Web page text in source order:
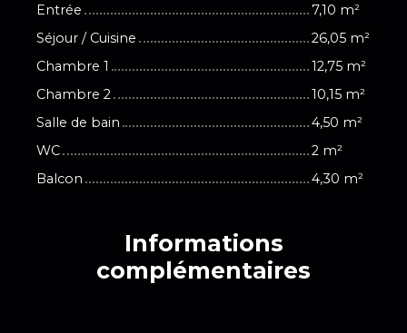
Entrée
7,10 m²
Séjour / Cuisine
26,05 m²
Chambre 1
12,75 m²
Chambre 2
10,15 m²
Salle de bain
4,50 m²
WC
2 m²
Balcon
4,30 m²
Informations
complémentaires